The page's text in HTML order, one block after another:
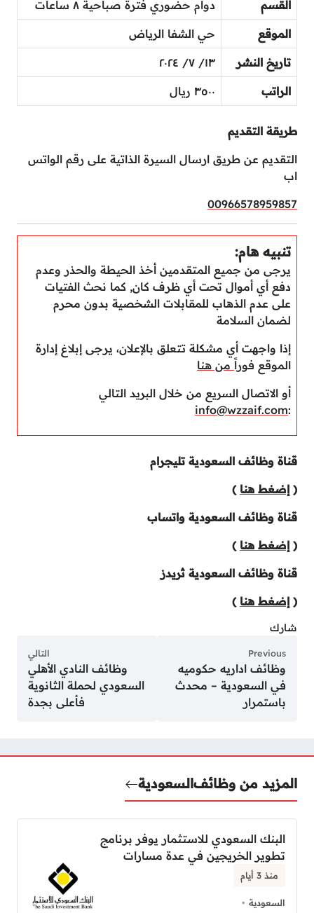
القسم دوام حضوري فترة صباحية ٨ ساعات
الموقع حي الشفا الرياض
تاريخ النشر ١٣/ ٧/ ٢٠٢٤
الراتب ٣٥٠٠ ريال
طريقة التقديم
التقديم عن طريق ارسال السيرة الذاتية على رقم الواتس
اب
00966578959857
تنبيه هام:
يرجى من جميع المتقدمين أخذ الحيطة والحذر وعدم
دفع أي أموال تحت أي ظرف كان, كما نحث الفتيات
على عدم الذهاب للمقابلات الشخصية بدون محرم
لضمان السلامة
إذا واجهت أي مشكلة تتعلق بالإعلان، يرجى إبلاغ إدارة
الموقع فوراً من هنا
أو الاتصال السريع من خلال البريد التالي
:
info@wzzaif.com
قناة وظائف السعودية تليجرام
( إضغط هنا )
قناة وظائف السعودية واتساب
( إضغط هنا )
قناة وظائف السعودية ثريدز
( إضغط هنا )
شارك
Previous
وظائف اداريه حكوميه
في السعودية – محدث
باستمرار
التالي
وظائف النادي الأهلي
السعودي لحملة الثانوية
فأعلى بجدة
المزيد من وظائفالسعودية
البنك السعودي للاستثمار يوفر برنامج
تطوير الخريجين في عدة مسارات
منذ 3 أيام
السعودية